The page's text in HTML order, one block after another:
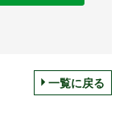
一覧に戻る